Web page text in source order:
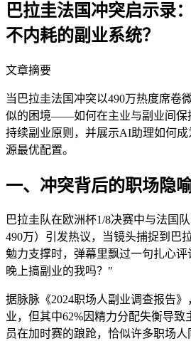
巴拉圭法国冲突启示录
不内耗的副业系统？
文章摘要
当巴拉圭法国冲突以490万热度席卷
似的困境——如何在主业与副业间保
持续副业原则，并展示AI助理如何
源最优配置。
一、冲突背后的职场隐
巴拉圭队在欧洲杯1/8决赛中与法国
490万）引发热议，当镜头捕捉到巴
勉力支撑时，弹幕里飘过一句扎心
晚上搞副业的我吗？"
据脉脉《2024职场人副业调查报告》
业，但其中62%因精力分配失衡导
员在加时赛的踉跄，恰似许多职场